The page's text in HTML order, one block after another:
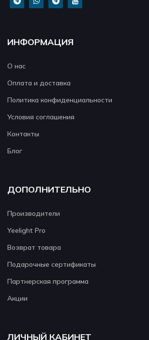
ИНФОРМАЦИЯ
О нас
Оплата и доставка
Политика конфиденциальности
Условия соглашения
Контакты
Блог
ДОПОЛНИТЕЛЬНО
Производители
Yeelight Pro
Возврат товара
Подарочные сертификаты
Партнерская программа
Акции
ЛИЧНЫЙ КАБИНЕТ